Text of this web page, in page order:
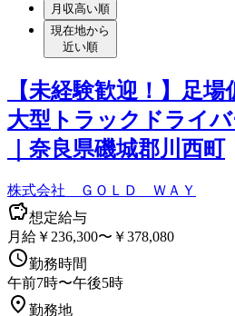
月収高い順
現在地から
近い順
【未経験歓迎！】足
大型トラックドライバ
｜奈良県磯城郡川西町
株式会社 ＧＯＬＤ ＷＡＹ
想定給与
月給￥236,300〜￥378,080
勤務時間
午前7時〜午後5時
勤務地